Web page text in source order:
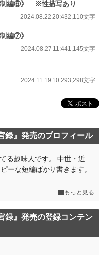
制編⑥》 ※性描写あり
2024.08.22 20:432,110文字
編⑦》
2024.08.27 11:441,145文字
2024.11.19 10:293,298文字
録』発売のプロフィール
る趣味人です。 中世・近
ーな短編ばかり書きます。
もっと見る
録』発売の登録コンテン